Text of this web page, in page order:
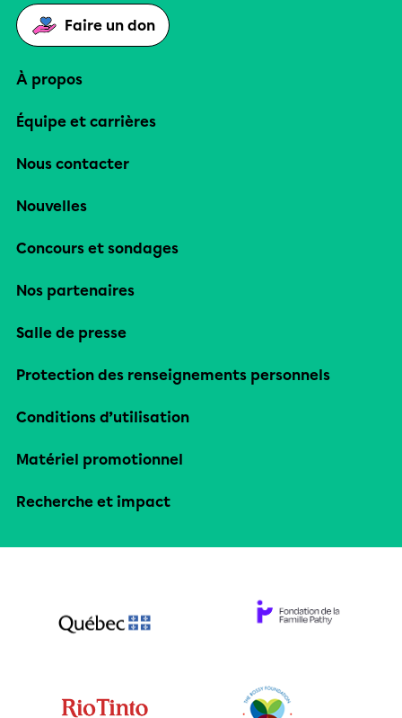
Faire un don
À propos
Équipe et carrières
Nous contacter
Nouvelles
Concours et sondages
Nos partenaires
Salle de presse
Protection des renseignements personnels
Conditions d’utilisation
Matériel promotionnel
Recherche et impact